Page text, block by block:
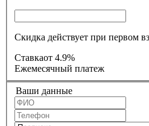
Скидка действует при первом
Ставкаот 4.9%
Ежемесячный платеж
Ваши данные